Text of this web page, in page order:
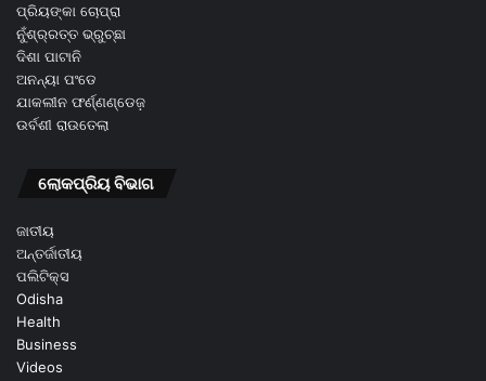
ପ୍ରିୟଙ୍କା ଚୋପ୍ରା
ନୁଁଶ୍ର୍ରତ୍ତ ଭ୍ରୁଚ୍ଛା
ଦିଶା ପାଟାନି
ଅନନ୍ୟା ପଂଡେ
ଯାକଲୀନ ଫର୍ଣ୍ଣଣ୍ଡେଜ଼
ଉର୍ବଶୀ ରାଉତେଲା
ଲୋକପ୍ରିୟ ବିଭାଗ
ଜାତୀୟ
ଅନ୍ତର୍ଜାତୀୟ
ପଲିଟିକ୍ସ
Odisha
Health
Business
Videos